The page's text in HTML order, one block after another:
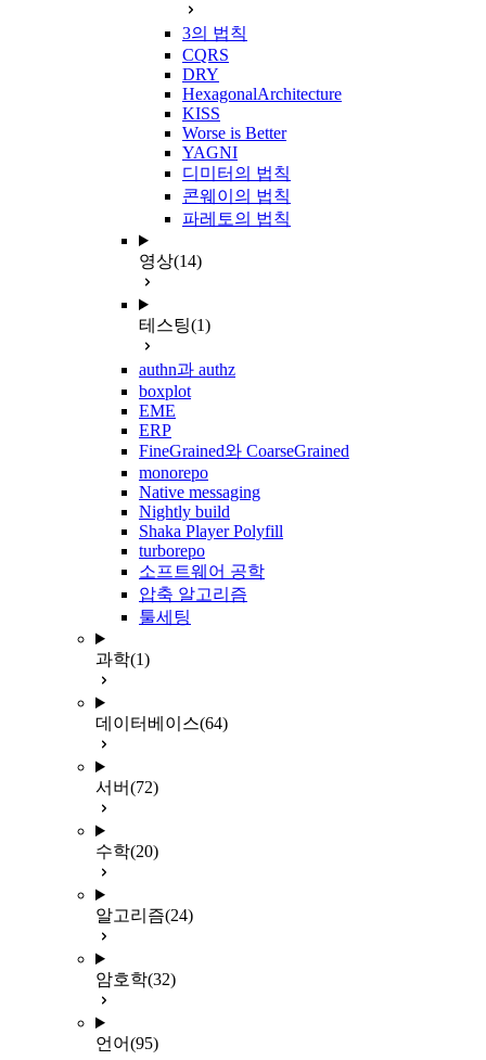
3의 법칙
CQRS
DRY
HexagonalArchitecture
KISS
Worse is Better
YAGNI
디미터의 법칙
콘웨이의 법칙
파레토의 법칙
영상(14)
테스팅(1)
authn과 authz
boxplot
EME
ERP
FineGrained와 CoarseGrained
monorepo
Native messaging
Nightly build
Shaka Player Polyfill
turborepo
소프트웨어 공학
압축 알고리즘
툴세팅
과학(1)
데이터베이스(64)
서버(72)
수학(20)
알고리즘(24)
암호학(32)
언어(95)